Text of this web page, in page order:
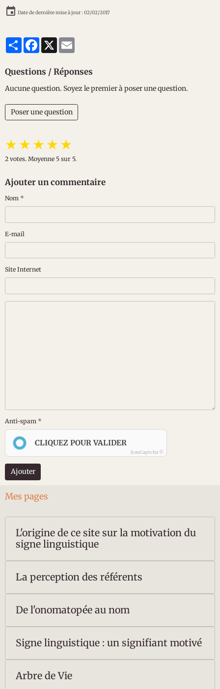
Date de dernière mise à jour : 02/02/2017
PartagerFacebook
X
Questions / Réponses
Aucune question. Soyez le premier à poser une question.
Poser une question
★★★★★
2 votes. Moyenne 5 sur 5.
Ajouter un commentaire
Nom
E-mail
Site Internet
Anti-spam
CLIQUEZ POUR VALIDER
IconCaptcha ©
Ajouter
Mes pages
L'origine de ce site sur la motivation du
signe linguistique
La perception des référents
De l'onomatopée au nom
Signe linguistique : un signifiant motivé
Arbre de Vie